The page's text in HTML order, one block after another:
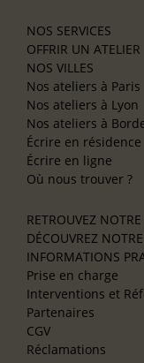
NOS SERVICES
OFFRIR UN ATELIER
NOS VILLES
Nos ateliers à Paris
Nos ateliers à Lyon
Nos ateliers à
Écrire en résidence
Écrire en ligne
Où nous trouver ?
RETROUVEZ
DÉCOUVREZ
INFORMATIONS
Prise en charge
Interventions et
Partenaires
CGV
Réclamations